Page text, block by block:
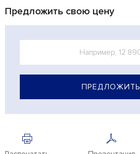
Предложить свою цену
ПРЕДЛОЖИТЬ